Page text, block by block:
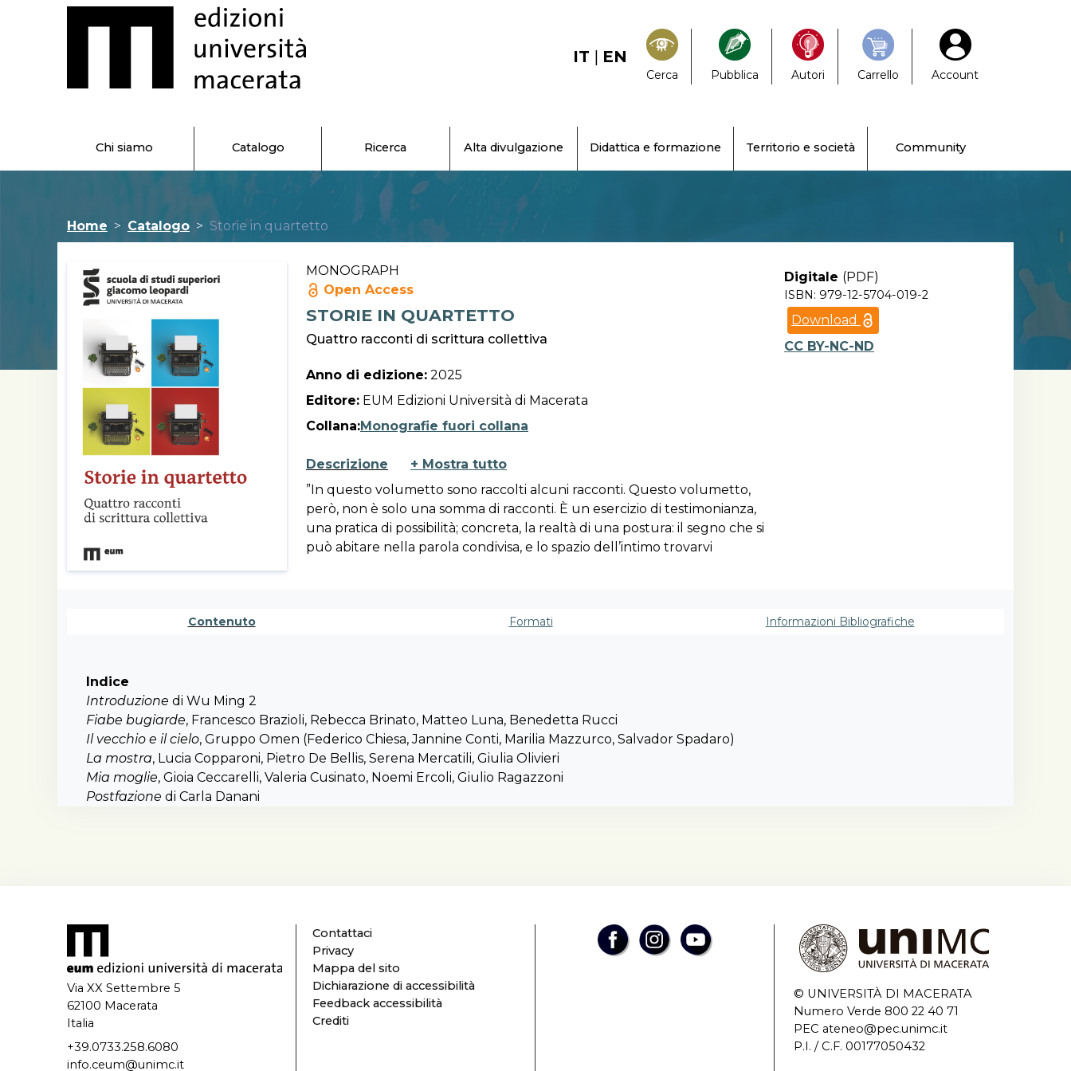
IT | EN
Cerca Pubblica Autori Carrello Account
Chi siamo Catalogo Ricerca Alta divulgazione Didattica e formazione Territorio e società Community
Home Catalogo Storie in quartetto
MONOGRAPH
Open Access
STORIE IN QUARTETTO
Quattro racconti di scrittura collettiva
Anno di edizione: 2025
Editore: EUM Edizioni Università di Macerata
Collana:Monografie fuori collana
Descrizione
+ Mostra tutto
”In questo volumetto sono raccolti alcuni racconti. Questo volumetto,
però, non è solo una somma di racconti. È un esercizio di testimonianza,
una pratica di possibilità; concreta, la realtà di una postura: il segno che si
può abitare nella parola condivisa, e lo spazio dell’intimo trovarvi
danze e cedendo il passo: che ora – in forma di stampa – parlano ancora
È la restituzione di un’esperienza di condivisione.
Il percorso di scrittura collettiva, guidato da Wu Ming 2 coinvolgendo
allieve e allievi di ASSI (l’Alleanza delle Scuole di Studi Superiori
Universitarie interne agli Atenei che offreno, al sistema universitario e
Digitale (PDF)
ISBN: 979-12-5704-019-2
Download
CC BY-NC-ND
Contenuto Formati Informazioni Bibliografiche
Indice
Introduzione di Wu Ming 2
Fiabe bugiarde, Francesco Brazioli, Rebecca Brinato, Matteo Luna, Benedetta Rucci
Il vecchio e il cielo, Gruppo Omen (Federico Chiesa, Jannine Conti, Marilia Mazzurco, Salvador Spadaro)
La mostra, Lucia Copparoni, Pietro De Bellis, Serena Mercatili, Giulia Olivieri
Mia moglie, Gioia Ceccarelli, Valeria Cusinato, Noemi Ercoli, Giulio Ragazzoni
Postfazione di Carla Danani
Via XX Settembre 5
62100 Macerata
Italia
+39.0733.258.6080
info.ceum@unimc.it
Contattaci
Privacy
Mappa del sito
Dichiarazione di accessibilità
Feedback accessibilità
Crediti
© UNIVERSITÀ DI MACERATA
Numero Verde 800 22 40 71
PEC ateneo@pec.unimc.it
P.I. / C.F. 00177050432